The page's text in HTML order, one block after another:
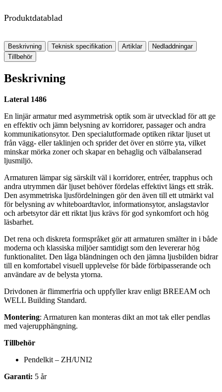
Produktdatablad
Beskrivning Teknisk specifikation Artiklar
Nedladdningar
Tillbehör
Beskrivning
Lateral 1486
En linjär armatur med asymmetrisk optik som är utvecklad för att ge
en effektiv och jämn belysning av korridorer, passager och andra
kommunikationsytor. Den specialutformade optiken riktar ljuset ut
från vägg- eller taklinjen och sprider det över en större yta, vilket
minskar mörka zoner och skapar en behaglig och välbalanserad
ljusmiljö.
Armaturen lämpar sig särskilt väl i korridorer, entréer, trapphus och
andra utrymmen där ljuset behöver fördelas effektivt längs ett stråk.
Den asymmetriska ljusfördelningen gör den även till ett utmärkt val
för belysning av whiteboardtavlor, informationsytor, anslagstavlor
och arbetsytor där ett riktat ljus krävs för god synkomfort och hög
läsbarhet.
Det rena och diskreta formspråket gör att armaturen smälter in i både
moderna och klassiska miljöer samtidigt som den levererar hög
funktionalitet. Den låga bländningen och den jämna ljusbilden bidrar
till en komfortabel visuell upplevelse för både förbipasserande och
användare av de belysta ytorna.
Drivdonen är flimmerfria och uppfyller krav enligt BREEAM och
WELL Building Standard.
Montering: Armaturen kan monteras dikt an mot tak eller pendlas
med vajerupphängning.
Tillbehör
Pendelkit – ZH/UNI2
Garanti: 5 år